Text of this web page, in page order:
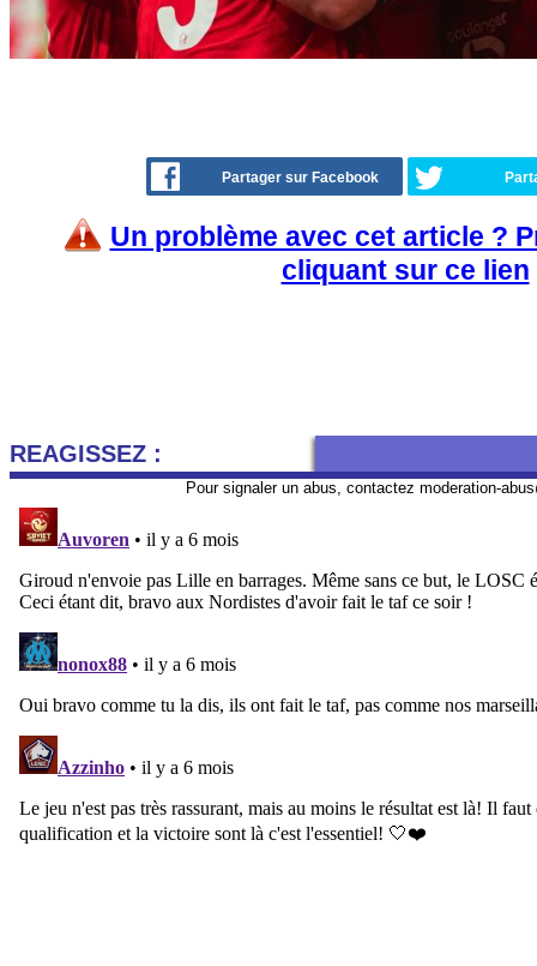
Partager sur Facebook
Un problème avec cet article ?
cliquant sur ce lien
REAGISSEZ :
Pour signaler un abus, contactez moderation-